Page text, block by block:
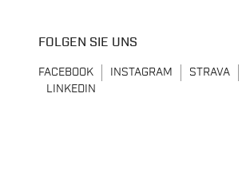
FOLGEN SIE UNS
FACEBOOK INSTAGRAM STRAVA
LINKEDIN